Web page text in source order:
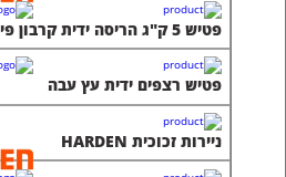
פטיש 5 ק"ג הריסה ידית קרבון פיברגלס
פטיש רצפים ידית עץ עבה
ניירות זכוכית HARDEN